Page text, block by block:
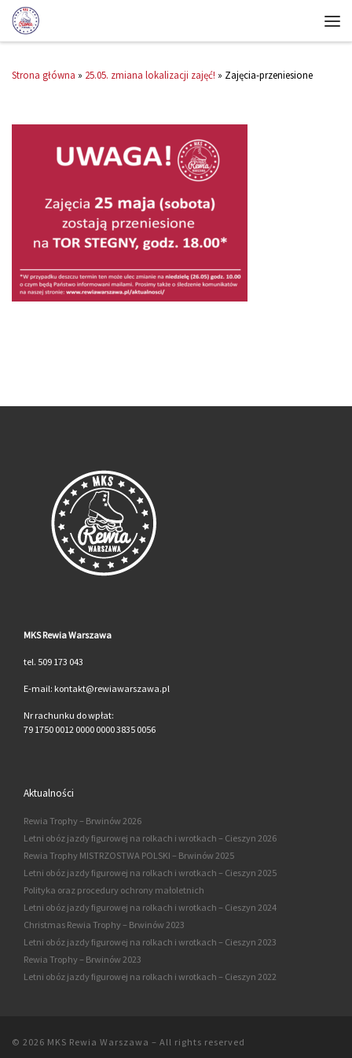
Strona główna » 25.05. zmiana lokalizacji zajęć! » Zajęcia-przeniesione
MKS Rewia Warszawa
tel. 509 173 043
E-mail: kontakt@rewiawarszawa.pl
Nr rachunku do wpłat:
79 1750 0012 0000 0000 3835 0056
Aktualności
Rewia Trophy – Brwinów 2026
Letni obóz jazdy figurowej na rolkach i wrotkach – Cieszyn 2026
Rewia Trophy MISTRZOSTWA POLSKI – Brwinów 2025
Letni obóz jazdy figurowej na rolkach i wrotkach – Cieszyn 2025
Polityka oraz procedury ochrony małoletnich
Letni obóz jazdy figurowej na rolkach i wrotkach – Cieszyn 2024
Christmas Rewia Trophy – Brwinów 2023
Letni obóz jazdy figurowej na rolkach i wrotkach – Cieszyn 2023
Rewia Trophy – Brwinów 2023
Letni obóz jazdy figurowej na rolkach i wrotkach – Cieszyn 2022
© 2026 MKS Rewia Warszawa – All rights reserved